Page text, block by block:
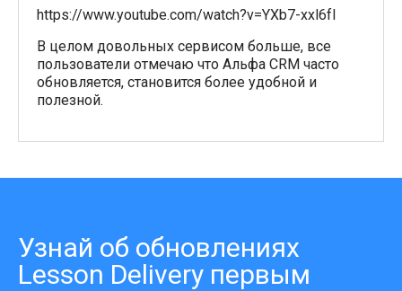
https://www.youtube.com/watch?v=YXb7-xxl6fI
В целом довольных сервисом больше, все
пользователи отмечаю что Альфа CRM часто
обновляется, становится более удобной и
полезной.
Узнай об обновлениях
Lesson Delivery первым